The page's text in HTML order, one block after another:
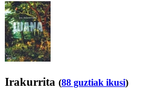
Irakurrita (88 guztiak ikusi)